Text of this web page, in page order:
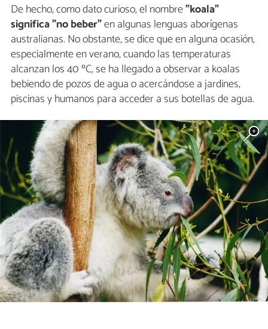
De hecho, como dato curioso, el nombre"koala"
significa "no beber"en algunas lenguas aborígenas
australianas. No obstante, se dice que en alguna ocasión,
especialmente en verano, cuando las temperaturas
alcanzan los 40 ºC, se ha llegado a observar a koalas
bebiendo de pozos de agua o acercándose a jardines,
piscinas y humanos para acceder a sus botellas de agua.